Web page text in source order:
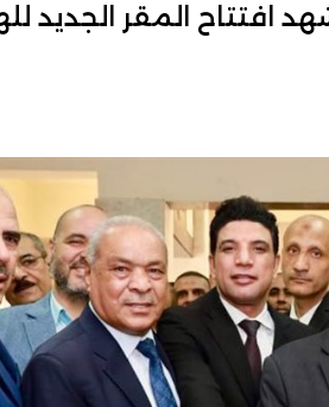
افتتاح المقر الجديد